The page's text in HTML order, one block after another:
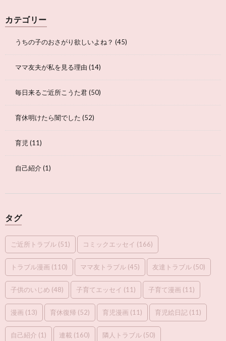
カテゴリー
うちの子のおさがり欲しいよね？ (45)
ママ友夫が私を見る理由 (14)
毎日来るご近所こうた君(50)
育休明けたら闇でした (52)
育児 (11)
自己紹介(1)
タグ
ご近所トラブル (51) コミックエッセイ (166)
トラブル漫画 (110) ママ友トラブル (45) 友達トラブル (50)
子供のいじめ (48) 子育てエッセイ (11) 子育て漫画 (11)
漫画 (13) 育休復帰 (52) 育児漫画 (11) 育児絵日記 (11)
自己紹介 (1) 連載 (160) 隣人トラブル (50)